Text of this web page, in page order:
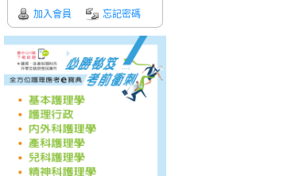
加入會員 忘記密碼